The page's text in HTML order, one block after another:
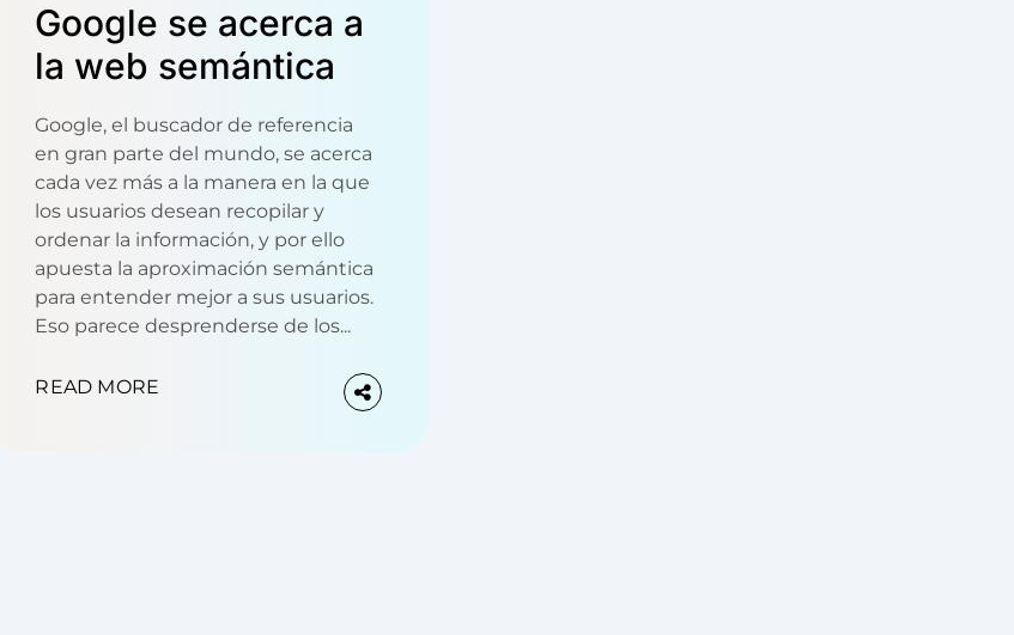
Google se acerca a
la web semántica
Google, el buscador de referencia
en gran parte del mundo, se acerca
cada vez más a la manera en la que
los usuarios desean recopilar y
ordenar la información, y por ello
apuesta la aproximación semántica
para entender mejor a sus usuarios.
Eso parece desprenderse de los...
READ MORE